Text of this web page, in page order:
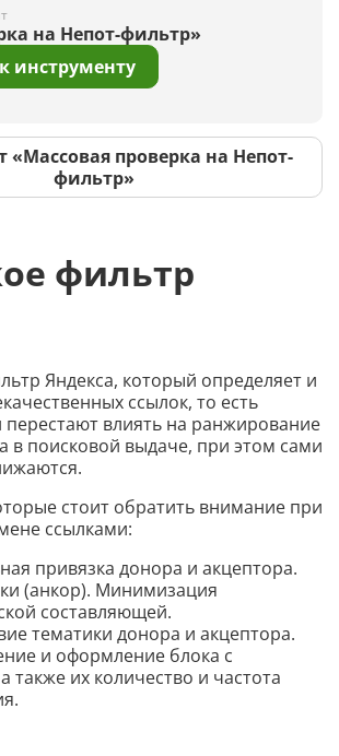
на Непот-фильтр»
инструменту
«Массовая проверка на Непот-
фильтр»
фильтр
Яндекса, который определяет и
ссылок, то есть
перестают влиять на ранжирование
в поисковой выдаче, при этом сами
стоит обратить внимание при
ссылками:
привязка донора и акцептора.
(анкор). Минимизация
составляющей.
тематики донора и акцептора.
и оформление блока с
также их количество и частота